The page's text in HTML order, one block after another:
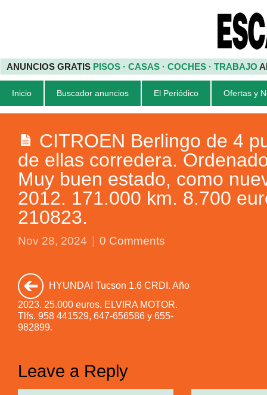
ANUNCIOS GRATIS PISOS · CASAS · COCHES · TRABAJO
Inicio Buscador anuncios El Periódico Ofertas y
CITROEN Berlingo de 4
de ellas corredera.
Muy buen estado, como
2012. 171.000 km. 8.700
210823.
Nov 28, 2024 0 Comments
HYUNDAI Tucson 1.6 CRDI. Año
2023. 25.000 euros. ELVIRA MOTOR.
Tlfs. 958 441529, 647-656586 y 655-
982899.
Leave a Reply